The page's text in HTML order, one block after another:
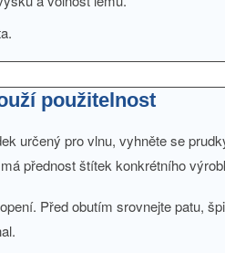
použitelnost
určený pro vlnu, vyhněte se
přednost štítek konkrétního
Před obutím srovnejte patu,